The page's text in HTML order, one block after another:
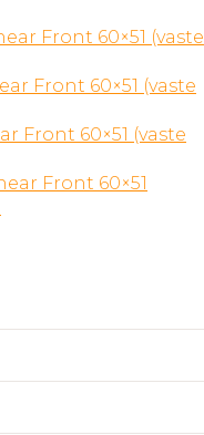
Front 60×51 (vaste
Front 60×51 (vaste
Front 60×51 (vaste
Front 60×51